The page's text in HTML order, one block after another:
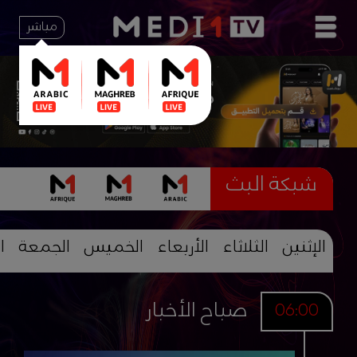
مباشر
شبكة البث
الإثنين الثلاثاء الأربعاء الخميس الجمعة
06:00 صباح الأخبار